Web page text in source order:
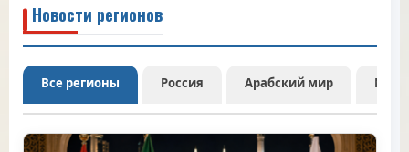
Новости регионов
Все регионы Россия Арабский мир